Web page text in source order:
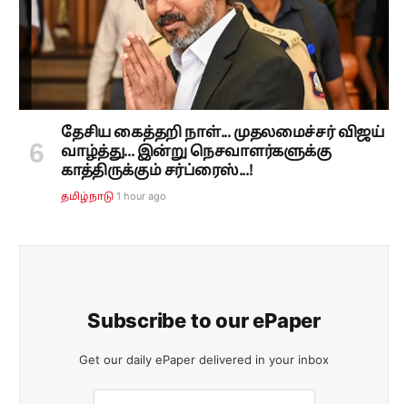
தேசிய கைத்தறி நாள்... முதலமைச்சர் விஜய்
வாழ்த்து... இன்று நெசவாளர்களுக்கு
காத்திருக்கும் சர்ப்ரைஸ்...!
தமிழ்நாடு 1 hour ago
Subscribe to our ePaper
Get our daily ePaper delivered in your inbox